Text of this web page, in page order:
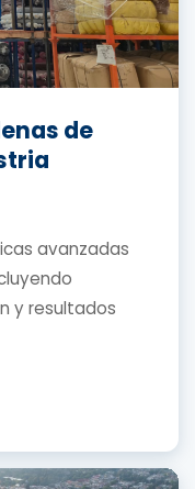
de
avanzadas
y resultados